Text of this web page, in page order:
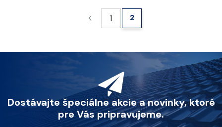
1 2
Dostávajte špeciálne akcie a novinky, ktoré
pre Vás pripravujeme.